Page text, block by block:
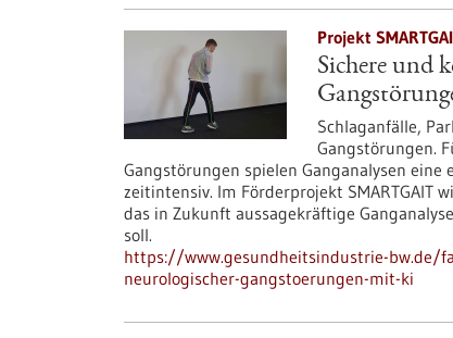
Projekt
Sichere und
Schlaganfälle,
Gangstörungen.
Gangstörungen spielen Ganganalysen
zeitintensiv. Im Förderprojekt SMARTGAIT
das in Zukunft aussagekräftige
soll.
https://www.gesundheitsindustrie-bw.de/
neurologischer-gangstoerungen-mit-ki